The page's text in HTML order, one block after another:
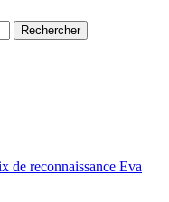
Rechercher